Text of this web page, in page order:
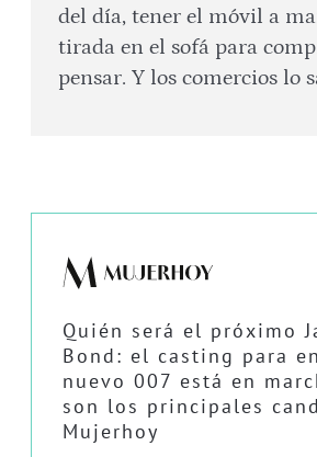
del día, tener el móvil a
tirada en el sofá para
pensar. Y los comercios lo
Quién será el próximo
Bond: el casting para
nuevo 007 está en
son los principales
Mujerhoy